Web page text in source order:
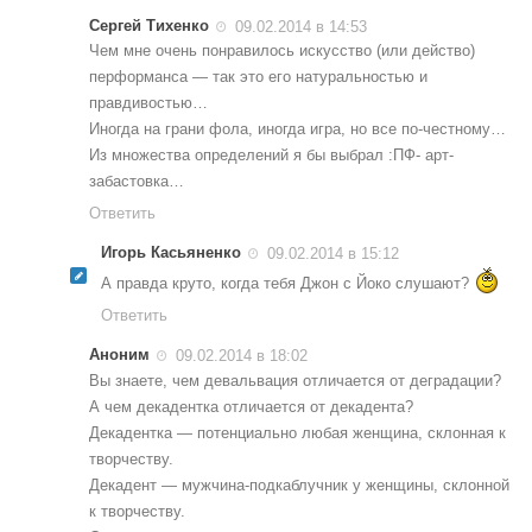
Сергей Тихенко
09.02.2014 в 14:53
Чем мне очень понравилось искусство (или действо)
перформанса — так это его натуральностью и
правдивостью…
Иногда на грани фола, иногда игра, но все по-честному…
Из множества определений я бы выбрал :ПФ- арт-
забастовка…
Ответить
Игорь Касьяненко
09.02.2014 в 15:12
А правда круто, когда тебя Джон с Йоко слушают?
Ответить
Аноним
09.02.2014 в 18:02
Вы знаете, чем девальвация отличается от деградации?
А чем декадентка отличается от декадента?
Декадентка — потенциально любая женщина, склонная к
творчеству.
Декадент — мужчина-подкаблучник у женщины, склонной
к творчеству.